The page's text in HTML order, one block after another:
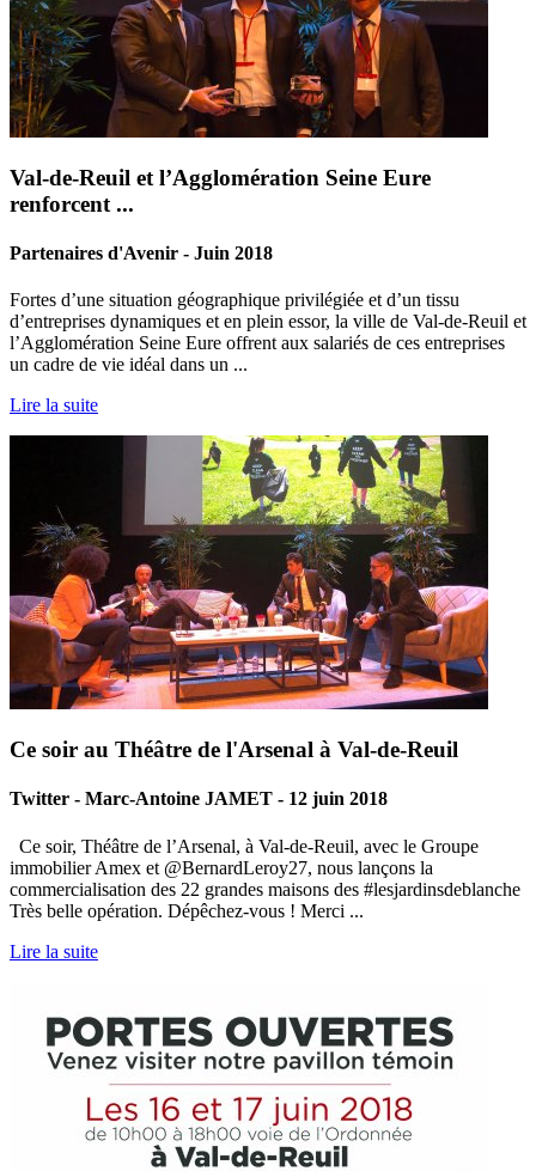
Val-de-Reuil et l’Agglomération Seine Eure
renforcent ...
Partenaires d'Avenir - Juin 2018
Fortes d’une situation géographique privilégiée et d’un tissu
d’entreprises dynamiques et en plein essor, la ville de Val-de-Reuil et
l’Agglomération Seine Eure offrent aux salariés de ces entreprises
un cadre de vie idéal dans un ...
Lire la suite
Ce soir au Théâtre de l'Arsenal à Val-de-Reuil
Twitter - Marc-Antoine JAMET - 12 juin 2018
Ce soir, Théâtre de l’Arsenal, à Val-de-Reuil, avec le Groupe
immobilier Amex et @BernardLeroy27, nous lançons la
commercialisation des 22 grandes maisons des #lesjardinsdeblanche
Très belle opération. Dépêchez-vous ! Merci ...
Lire la suite